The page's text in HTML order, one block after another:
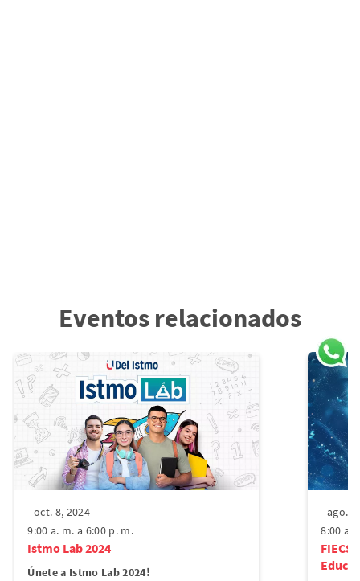
Eventos relacionados
- oct. 8, 2024
9:00 a. m. a 6:00 p. m.
Istmo Lab 2024
Únete a Istmo Lab 2024!
- ago.
8:00 a.